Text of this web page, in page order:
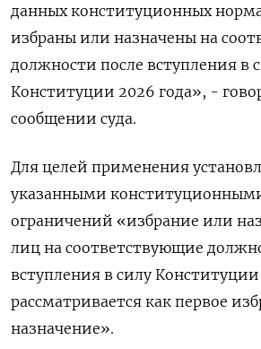
данных конституционных
избраны или назначены на
должности после вступления в
Конституции 2026 года», -
сообщении суда.
Для ​целей применения
указанными
ограничений «избрание или
‌лиц на соответствующие
вступления в силу Конституции
рассматривается как первое
назначение».